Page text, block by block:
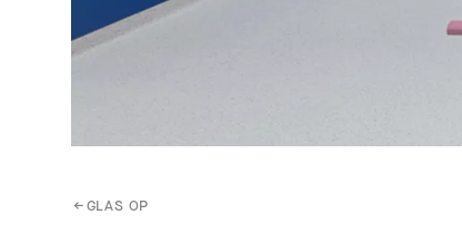
←GLAS OP